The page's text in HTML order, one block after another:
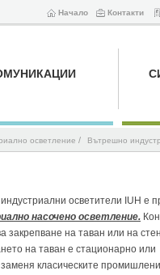
Начало Контакти
осветление / Вътрешно
осветители IUH е
насочено осветление.
закрепване на таван или на
на таван е стационарно
класическите